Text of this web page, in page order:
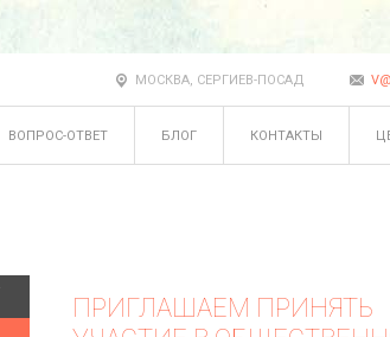
МОСКВА, СЕРГИЕВ-ПОСАД
ВОПРОС-ОТВЕТ БЛОГ КОНТАКТЫ
ПРИГЛАШАЕМ ПРИНЯТЬ